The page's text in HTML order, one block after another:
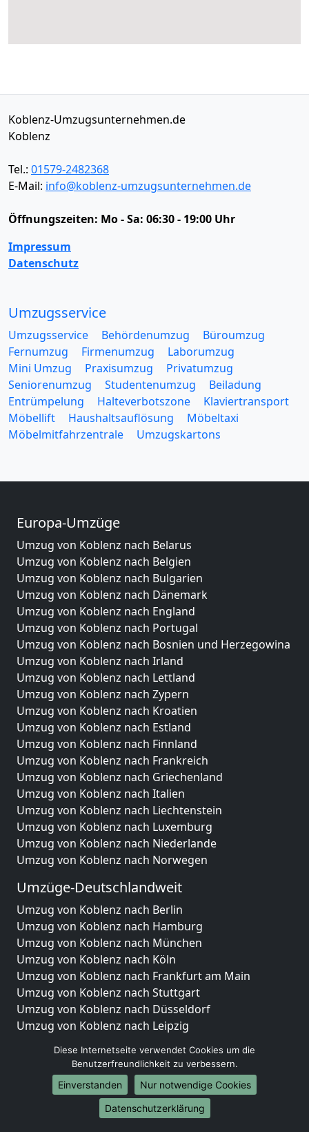
Koblenz-Umzugsunternehmen.de
Koblenz
Tel.: 01579-2482368
E-Mail: info@koblenz-umzugsunternehmen.de
Öffnungszeiten: Mo - Sa: 06:30 - 19:00 Uhr
Impressum
Datenschutz
Umzugsservice
Umzugsservice Behördenumzug
Büroumzug
Fernumzug
Firmenumzug
Laborumzug
Mini Umzug
Praxisumzug
Privatumzug
Seniorenumzug
Studentenumzug
Beiladung
Entrümpelung
Halteverbotszone
Klaviertransport
Möbellift
Haushaltsauflösung
Möbeltaxi
Möbelmitfahrzentrale
Umzugskartons
Europa-Umzüge
Umzug von Koblenz nach Belarus
Umzug von Koblenz nach Belgien
Umzug von Koblenz nach Bulgarien
Umzug von Koblenz nach Dänemark
Umzug von Koblenz nach England
Umzug von Koblenz nach Portugal
Umzug von Koblenz nach Bosnien und Herzegowina
Umzug von Koblenz nach Irland
Umzug von Koblenz nach Lettland
Umzug von Koblenz nach Zypern
Umzug von Koblenz nach Kroatien
Umzug von Koblenz nach Estland
Umzug von Koblenz nach Finnland
Umzug von Koblenz nach Frankreich
Umzug von Koblenz nach Griechenland
Umzug von Koblenz nach Italien
Umzug von Koblenz nach Liechtenstein
Umzug von Koblenz nach Luxemburg
Umzug von Koblenz nach Niederlande
Umzug von Koblenz nach Norwegen
Umzüge-Deutschlandweit
Umzug von Koblenz nach Berlin
Umzug von Koblenz nach Hamburg
Umzug von Koblenz nach München
Umzug von Koblenz nach Köln
Umzug von Koblenz nach Frankfurt am Main
Umzug von Koblenz nach Stuttgart
Umzug von Koblenz nach Düsseldorf
Umzug von Koblenz nach Leipzig
Umzug von Koblenz nach Essen
Umzug von Koblenz nach Bremen
Umzug von Koblenz nach Dresden
Umzug von Koblenz nach Hannover
Diese Internetseite verwendet Cookies um die
Benutzerfreundlichkeit zu verbessern.
Einverstanden
Nur notwendige Cookies
Datenschutzerklärung